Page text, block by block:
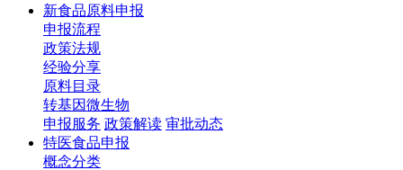
新食品原料申报
申报流程
政策法规
经验分享
原料目录
转基因微生物
申报服务 政策解读 审批动态
特医食品申报
概念分类